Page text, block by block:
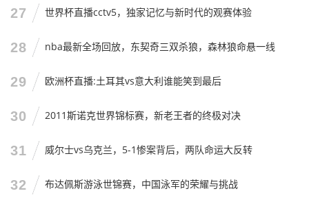
斯蒂芬妮·弗拉帕尔，这个名字已经载入了史册，但比起“首
位女主裁”这个头衔，我更愿意记住她在球场上奔跑的样子
——自信、从容、专业。
咱们作为球迷,最应该做的，就是享受比赛，尊重规则，尊重
每一个为了这项运动付出汗水的人，无论他是男是女，无论
他在场上奔跑，还是在场边吹哨。
看法？欢迎在评论区留言，咱们一起聊聊，下次再见！
27 世界杯直播cctv5，独家记忆与新时代的观赛体验
28 nba最新全场回放，东契奇三双杀狼，森林狼命悬一线
29 欧洲杯直播:土耳其vs意大利谁能笑到最后
30 2011斯诺克世界锦标赛，新老王者的终极对决
31 威尔士vs乌克兰，5-1惨案背后，两队命运大反转
32 布达佩斯游泳世锦赛，中国泳军的荣耀与挑战